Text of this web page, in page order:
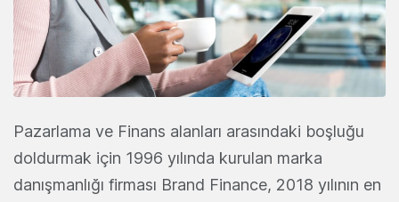
Pazarlama ve Finans alanları arasındaki boşluğu
doldurmak için 1996 yılında kurulan marka
danışmanlığı firması Brand Finance, 2018 yılının en